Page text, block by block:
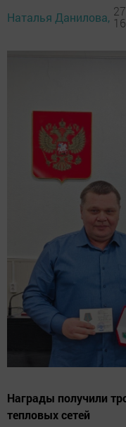
Наталья Данилова,
Награды получили
тепловых сетей